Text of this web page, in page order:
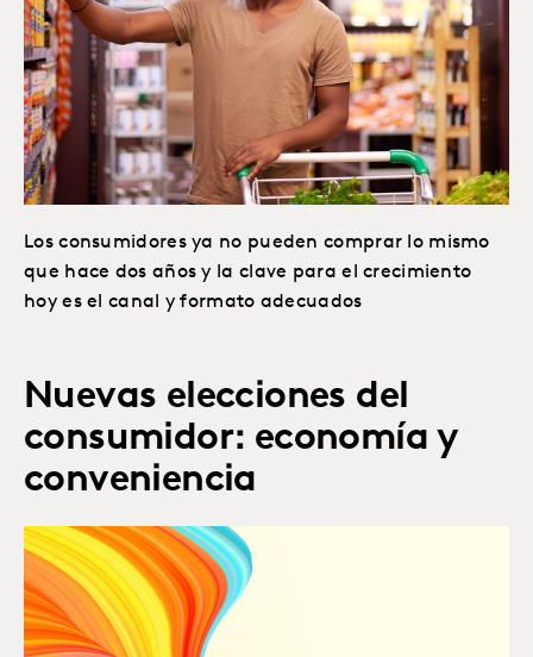
Los consumidores ya no pueden comprar lo mismo
que hace dos años y la clave para el crecimiento
hoy es el canal y formato adecuados
Nuevas elecciones del
consumidor: economía y
conveniencia